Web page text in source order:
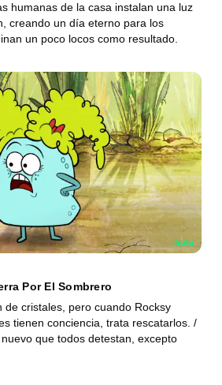
creando un día eterno para los
un poco locos como resultado.
Por El Sombrero
de cristales, pero cuando Rocksy
tienen conciencia, trata rescatarlos. /
que todos detestan, excepto